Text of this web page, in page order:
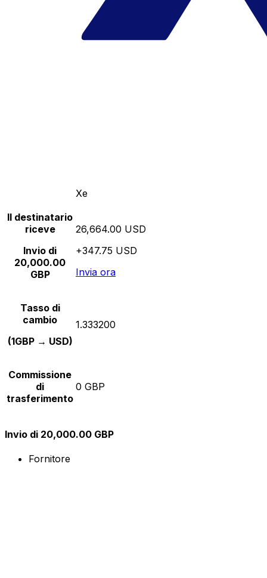
Xe
Il destinatario
riceve
Invio di
20,000.00
GBP
26,664.00 USD
+347.75 USD
Invia ora
Tasso di
cambio
(1GBP → USD)
1.333200
Commissione
di
trasferimento
0 GBP
Invio di 20,000.00 GBP
Fornitore